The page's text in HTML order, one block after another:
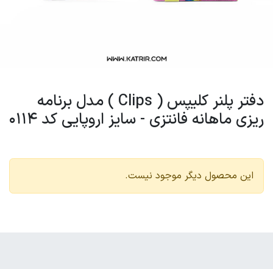
دفتر پلنر کلیپس ( Clips ) مدل برنامه
ریزی ماهانه فانتزی - سایز اروپایی کد 0114
این محصول دیگر موجود نیست.